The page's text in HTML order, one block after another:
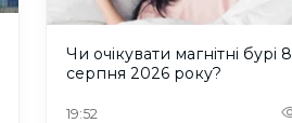
Чи очікувати магнітні бурі 8
серпня 2026 року?
19:52